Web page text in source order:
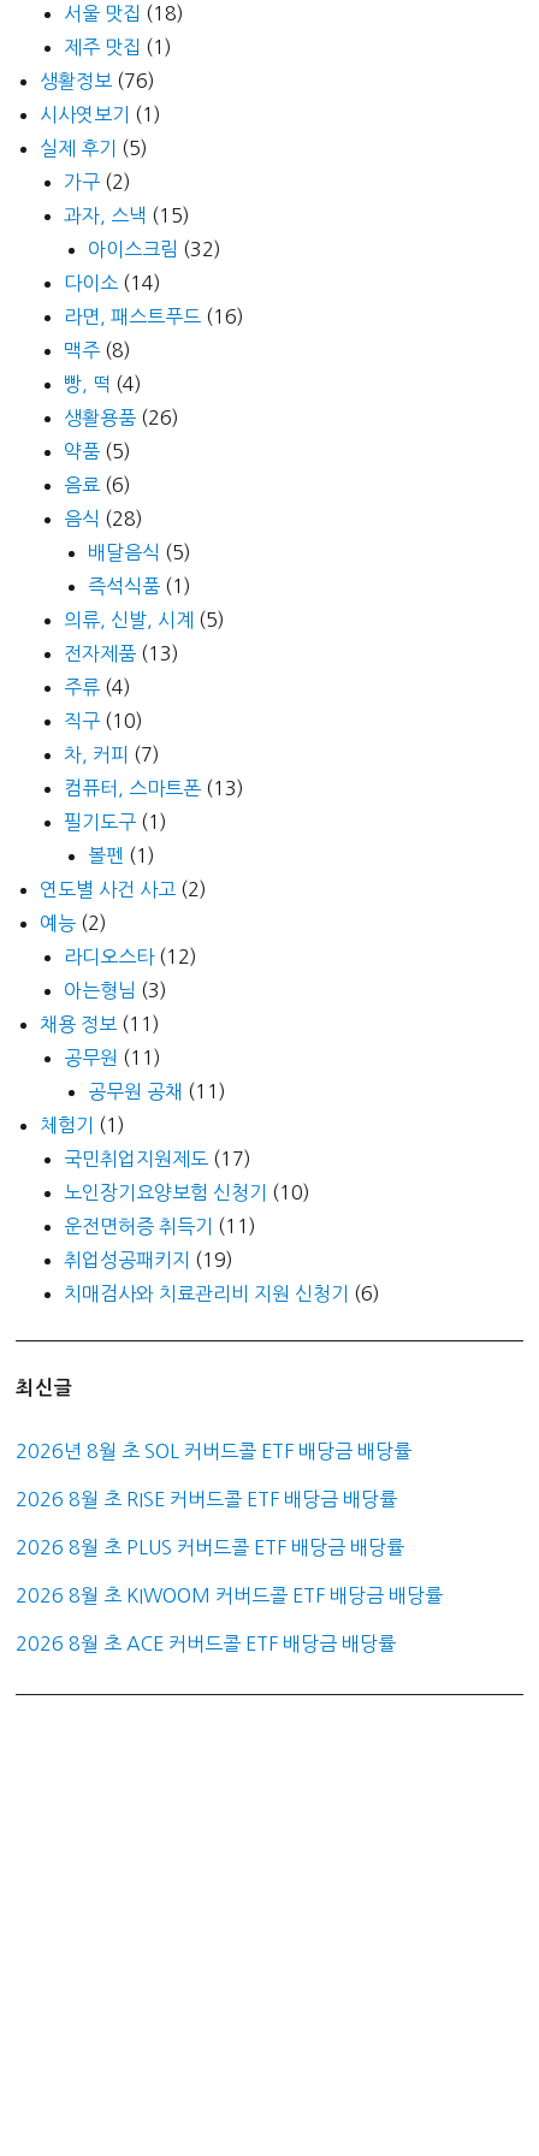
서울 맛집 (18)
제주 맛집 (1)
생활정보 (76)
시사엿보기
(1)
실제 후기
(5)
가구 (2)
과자, 스낵 (15)
아이스크림 (32)
다이소 (14)
라면, 패스트푸드 (16)
맥주 (8)
빵, 떡 (4)
생활용품 (26)
약품 (5)
음료 (6)
음식 (28)
배달음식 (5)
즉석식품 (1)
의류, 신발, 시계 (5)
전자제품 (13)
주류 (4)
직구 (10)
차, 커피 (7)
컴퓨터, 스마트폰 (13)
필기도구 (1)
볼펜 (1)
연도별 사건 사고 (2)
예능 (2)
라디오스타(12)
아는형님 (3)
채용 정보 (11)
공무원 (11)
공무원 공채 (11)
체험기
(1)
국민취업지원제도 (17)
노인장기요양보험 신청기
(10)
운전면허증 취득기
(11)
취업성공패키지
(19)
치매검사와 치료관리비 지원 신청기
(6)
최신글
2026년 8월 초 SOL 커버드콜 ETF 배당금 배당률
2026 8월 초 RISE 커버드콜 ETF 배당금 배당률
2026 8월 초 PLUS 커버드콜 ETF 배당금 배당률
2026 8월 초 KIWOOM 커버드콜 ETF 배당금 배당률
2026 8월 초 ACE 커버드콜 ETF 배당금 배당률